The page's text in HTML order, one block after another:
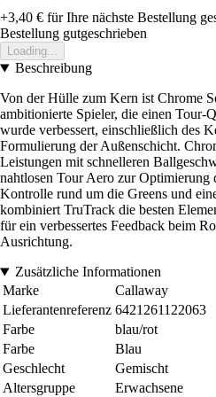
+3,40 € für Ihre nächste Bestellung
Bestellung gutgeschrieben
Loading...
Beschreibung
Von der Hülle zum Kern ist Chrome
ambitionierte Spieler, die einen Tour-
wurde verbessert, einschließlich des
Formulierung der Außenschicht.
Leistungen mit schnelleren
nahtlosen Tour Aero zur Optimierung
Kontrolle rund um die Greens und
kombiniert TruTrack die besten
für ein verbessertes Feedback beim
Ausrichtung.
Zusätzliche Informationen
Marke
Callaway
Lieferantenreferenz 6421261122063
Farbe
blau/rot
Farbe
Blau
Geschlecht
Gemischt
Altersgruppe
Erwachsene